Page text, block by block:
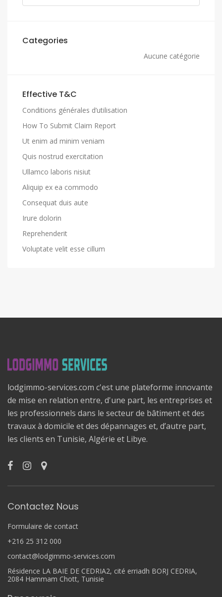
Categories
Aucune catégorie
Effective T&C
Conditions générales d’utilisation
How To Submit Claim Report
Ut enim ad minim veniam
Quis nostrud exercitation
Ullamco laboris nisiut
Aliquip ex ea commodo
Consequat duis aute
Irure dolorin
Reprehenderit
Voluptate velit esse cillum
lodgimmo-services.com c'est une plateforme innovante
de mise en relation entre, d'une part, les entreprises et
les professionnels dans le secteur de bâtiment et des
travaux à domicile et des dépannages et, d’autre part,
les clients en Tunisie, Algérie et Libye.
Contactez Nous
Formulaire de contact
+216 25 312 000
contact@lodgimmo-services.com
Résidence LA BAIE DE CEDRIA2, cité erriadh BORJ CEDRIA,
2084 Hammam Chott, Tunisie